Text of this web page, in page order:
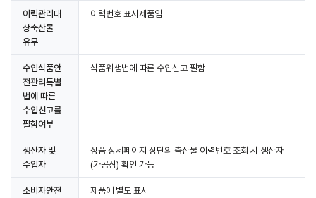
이력관리대
상축산물
유무
이력번호 표시제품임
수입식품안
전관리특별
법에 따른
수입신고를
필함여부
식품위생법에 따른 수입신고 필함
생산자 및
수입자
상품 상세페이지 상단의 축산물 이력번호 조회 시 생산자
(가공장) 확인 가능
소비자안전
제품에 별도 표시